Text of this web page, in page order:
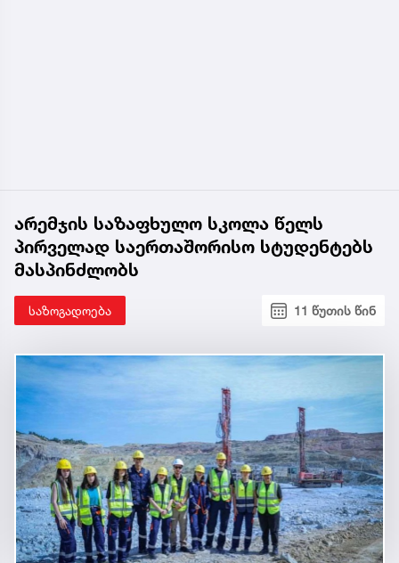
არემჯის საზაფხულო სკოლა წელს
პირველად საერთაშორისო სტუდენტებს
მასპინძლობს
საზოგადოება 11 წუთის წინ